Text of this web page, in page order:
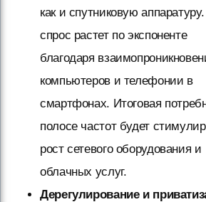
как и спутниковую
спрос растет по экспоненте
благодаря
компьютеров и телефонии в
смартфонах. Итоговая
полосе частот будет
рост сетевого оборудования и
облачных услуг.
Дерегулирование и